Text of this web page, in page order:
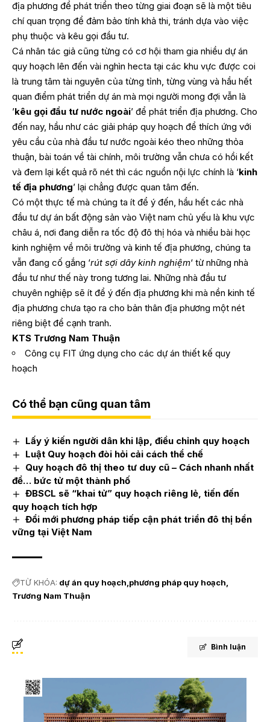
địa phương để phát triển theo từng giai đoạn sẽ là một tiêu
chí quan trọng để đảm bảo tính khả thi, tránh dựa vào việc
phụ thuộc và kêu gọi đầu tư.
Cá nhân tác giả cũng từng có cơ hội tham gia nhiều dự án
quy hoạch lên đến vài nghìn hecta tại các khu vực được coi
là trung tâm tài nguyên của từng tỉnh, từng vùng và hầu hết
quan điểm phát triển dự án mà mọi người mong đợi vẫn là
’kêu gọi đầu tư nước ngoài’ để phát triển địa phương. Cho
đến nay, hầu như các giải pháp quy hoạch để thích ứng với
yêu cầu của nhà đầu tư nước ngoài kéo theo những thỏa
thuận, bài toán về tài chính, môi trường vẫn chưa có hồi kết
và đem lại kết quả rõ nét thì các nguồn nội lực chính là ‘kinh
tế địa phương’ lại chẳng được quan tâm đến.
Có một thực tế mà chúng ta ít để ý đến, hầu hết các nhà
đầu tư dự án bất động sản vào Việt nam chủ yếu là khu vực
châu á, nơi đang diễn ra tốc độ đô thị hóa và nhiều bài học
kinh nghiệm về môi trường và kinh tế địa phương, chúng ta
vẫn đang cố gắng ‘rút sợi dây kinh nghiệm‘ từ những nhà
đầu tư như thế này trong tương lai. Những nhà đầu tư
chuyên nghiệp sẽ ít để ý đến địa phương khi mà nền kinh tế
địa phương chưa tạo ra cho bản thân địa phương một nét
riêng biệt để cạnh tranh.
KTS Trương Nam Thuận
Công cụ FIT ứng dụng cho các dự án thiết kế quy
hoạch
Có thể bạn cũng quan tâm
Lấy ý kiến người dân khi lập, điều chỉnh quy hoạch
Luật Quy hoạch đòi hỏi cải cách thể chế
Quy hoạch đô thị theo tư duy cũ – Cách nhanh nhất
để… bức tử một thành phố
ĐBSCL sẽ “khai tử” quy hoạch riêng lẻ, tiến đến
quy hoạch tích hợp
Đổi mới phương pháp tiếp cận phát triển đô thị bền
vững tại Việt Nam
TỪ KHÓA: dự án quy hoạch phương pháp quy hoạch
Trương Nam Thuận
Bình luận